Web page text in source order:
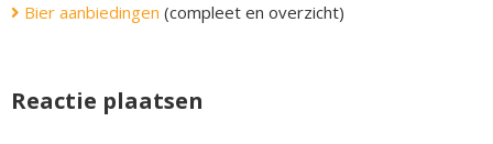
Bier aanbiedingen (compleet en overzicht)
Reactie plaatsen